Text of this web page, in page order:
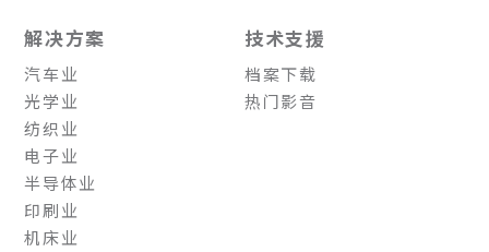
解决方案
汽车业
光学业
纺织业
电子业
半导体业
印刷业
机床业
技术支援
档案下载
热门影音